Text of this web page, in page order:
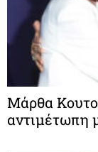
Μάρθα
αντιμέτωπη